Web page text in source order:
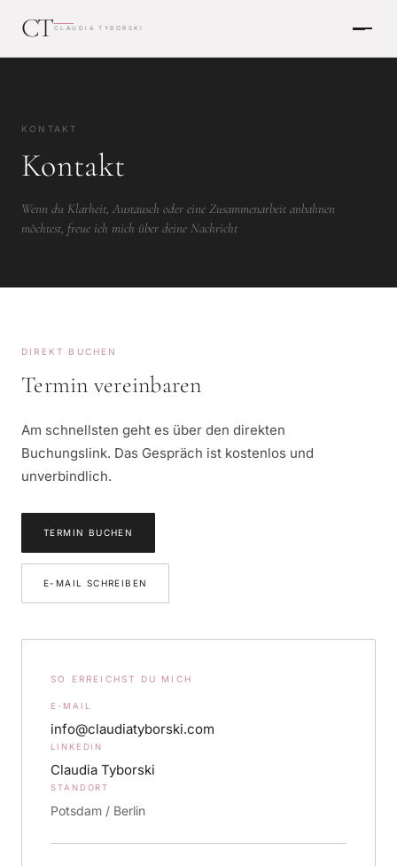
CT CLAUDIA TYBORSKI
KONTAKT
Kontakt
Wenn du Klarheit, Austausch oder eine Zusammenarbeit anbahnen
möchtest, freue ich mich über deine Nachricht
DIREKT BUCHEN
Termin vereinbaren
Am schnellsten geht es über den direkten
Buchungslink. Das Gespräch ist kostenlos und
unverbindlich.
TERMIN BUCHEN
E-MAIL SCHREIBEN
SO ERREICHST DU MICH
E-MAIL
info@claudiatyborski.com
LINKEDIN
Claudia Tyborski
STANDORT
Potsdam / Berlin